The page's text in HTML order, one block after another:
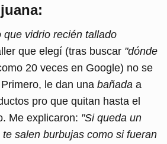
que vidrio recién tallado
que elegí (tras buscar "dónde
20 veces en Google) no se
le dan una bañada a
pro que quitan hasta el
Me explicaron: "Si queda un
salen burbujas como si fueran